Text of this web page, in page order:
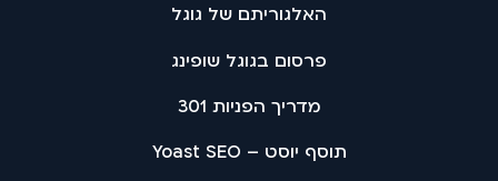
האלגוריתם של גוגל
פרסום בגוגל שופינג
מדריך הפניות 301
תוסף יוסט – Yoast SEO